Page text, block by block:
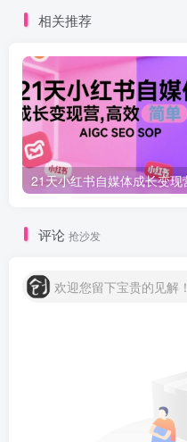
相关推荐
评论 抢沙发
欢迎您留下宝贵的见解！